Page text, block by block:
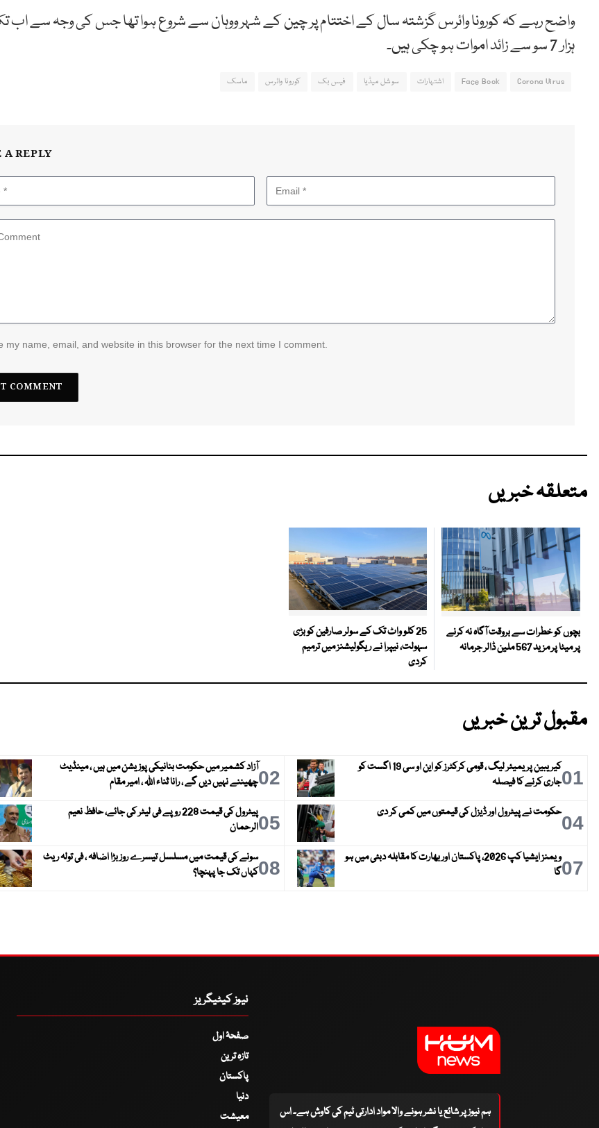
ہزار 7 سو سے زائد اموات ہو چکی ہیں۔
Corona Virus
Face Book اشتہارات سوشل میڈیا فیس بک کورونا وائرس ماسک
A REPLY
my name, email, and website in this browser for the next time I comment.
متعلقہ خبریں
بچوں کو خطرات سے بروقت آگاہ نہ کرنے
پر میٹا پر مزید 567 ملین ڈالر جرمانہ
25 کلو واٹ تک کے سولر صارفین کو بڑی
سہولت، نیپرا نے ریگولیشنز میں ترمیم
کردی
مقبول ترین خبریں
01
کیریبین پریمیئر لیگ ، قومی کرکٹرز کو این او سی 19 اگست کو
جاری کرنے کا فیصلہ
02آزاد کشمیر میں حکومت بنانیکی پوزیشن میں ہیں ، مینڈیٹ
چھیننے نہیں دیں گے ، رانا ثناء اللہ ، امیر مقام
04حکومت نے پیٹرول اور ڈیزل کی قیمتوں میں کمی کر دی 05
پیٹرول کی قیمت 228 روپے فی لیٹر کی جائے، حافظ نعیم
الرحمان
07
ویمنز ایشیا کپ 2026، پاکستان اور بھارت کا مقابلہ دبئی میں ہو
گا
08سونے کی قیمت میں مسلسل تیسرے روز بڑا اضافہ ، فی تولہ ریٹ
کہاں تک جا پہنچا؟
ہم نیوز پر شائع یا نشر ہونے والا مواد ادارتی ٹیم کی کاوش ہے۔ اس
نیوز کیٹیگریز
صفحۂ اول
تازہ ترین
پاکستان
دنیا
معیشت